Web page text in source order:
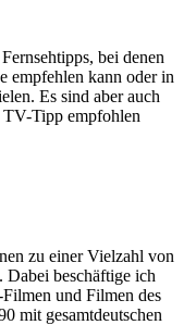
bei denen
empfehlen kann oder in
Es sind aber auch
TV-Tipp empfohlen
zu einer Vielzahl von
Dabei beschäftige ich
und Filmen des
mit gesamtdeutschen